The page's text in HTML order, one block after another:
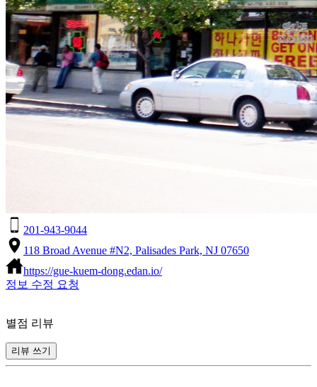
201-943-9044
118 Broad Avenue #N2, Palisades Park, NJ 07650
https://gue-kuem-dong.edan.io/
정보 수정 요청
별점 리뷰
리뷰 쓰기